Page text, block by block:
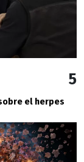
5
el herpes